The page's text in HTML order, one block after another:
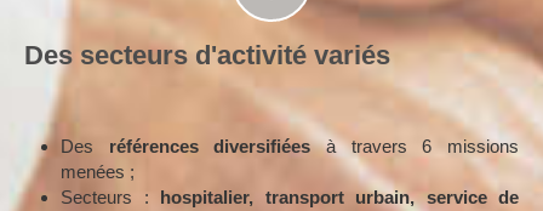
Des secteurs d'activité variés
Des références diversifiéesà travers 6 missions
menées ;
Secteurs : hospitalier, transport urbain, service de